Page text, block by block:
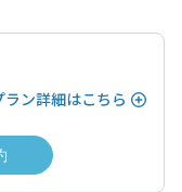
ラン詳細はこちら